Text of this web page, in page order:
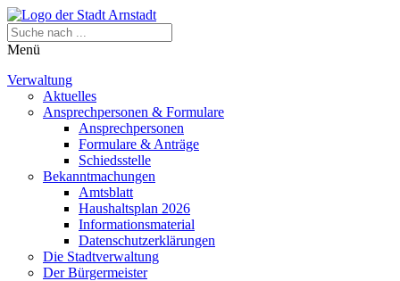
Menü
Verwaltung
Aktuelles
Ansprechpersonen & Formulare
Ansprechpersonen
Formulare & Anträge
Schiedsstelle
Bekanntmachungen
Amtsblatt
Haushaltsplan 2026
Informationsmaterial
Datenschutzerklärungen
Die Stadtverwaltung
Der Bürgermeister